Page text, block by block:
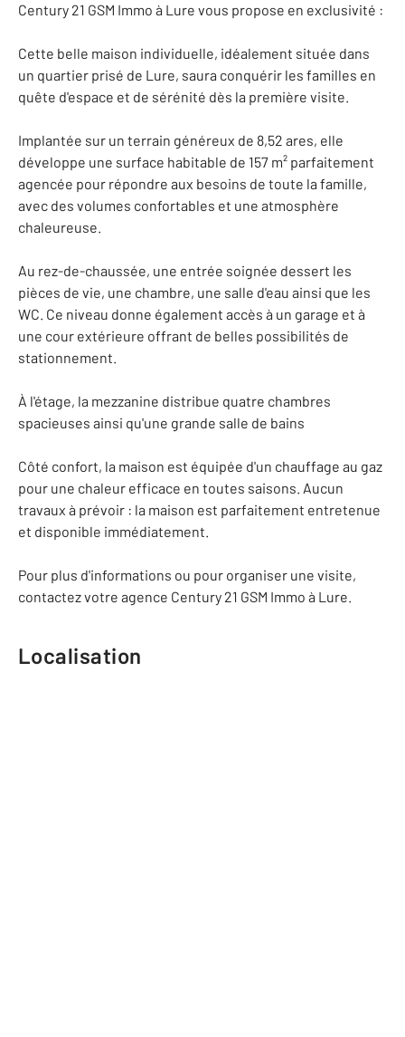
Century 21 GSM Immo à Lure vous propose en exclusivité :
Cette belle maison individuelle, idéalement située dans
un quartier prisé de Lure, saura conquérir les familles en
quête d'espace et de sérénité dès la première visite.
Implantée sur un terrain généreux de 8,52 ares, elle
développe une surface habitable de 157 m² parfaitement
agencée pour répondre aux besoins de toute la famille,
avec des volumes confortables et une atmosphère
chaleureuse.
Au rez-de-chaussée, une entrée soignée dessert les
pièces de vie, une chambre, une salle d'eau ainsi que les
WC. Ce niveau donne également accès à un garage et à
une cour extérieure offrant de belles possibilités de
stationnement.
À l'étage, la mezzanine distribue quatre chambres
spacieuses ainsi qu'une grande salle de bains
Côté confort, la maison est équipée d'un chauffage au gaz
pour une chaleur efficace en toutes saisons. Aucun
travaux à prévoir : la maison est parfaitement entretenue
et disponible immédiatement.
Pour plus d'informations ou pour organiser une visite,
contactez votre agence Century 21 GSM Immo à Lure.
Localisation